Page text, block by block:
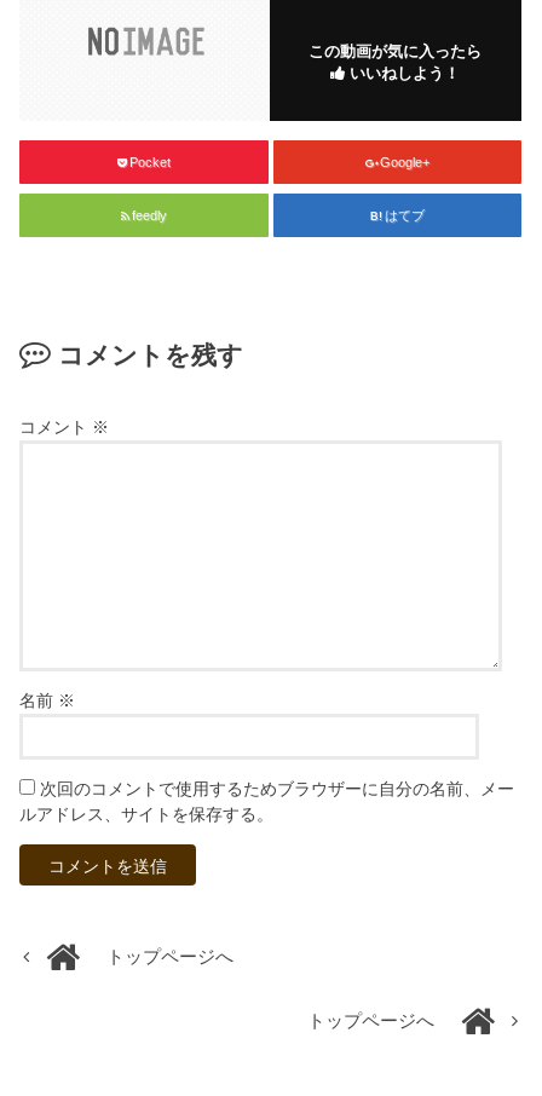
この動画が気に入ったら
いいねしよう！
Pocket Google+
feedly はてブ
コメントを残す
コメント ※
名前 ※
次回のコメントで使用するためブラウザーに自分の名前、メー
ルアドレス、サイトを保存する。
トップページへ
トップページへ